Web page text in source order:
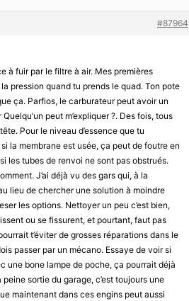
#87964
à fuir par le filtre à air. Mes premières
pression quand tu prends le quad. Ton pote
ça. Parfios, le carburateur peut avoir un
peut m’expliquer ?. Des fois, tous
Pour le niveau d’essence que tu
la membrane est usée, ça peut de foutre en
les tubes de renvoi ne sont pas obstrués.
J’ai déjà vu des gars qui, à la
lieu de chercher une solution à moindre
les options. Nettoyer un peu c’est bien,
ou se fissurent, et pourtant, faut pas
t’éviter de grosses réparations dans le
passer par un mécano. Essaye de voir si
une bone lampe de poche, ça pourrait déjà
sortie du garage, c’est toujours une
maintenant dans ces engins peut aussi